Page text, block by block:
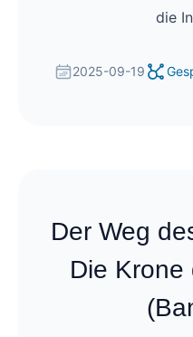
die
2025-09-19
Der Weg
Die Krone